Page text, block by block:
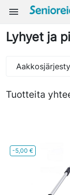
menu
Lyhyet ja
Tuotteita
-5,00 €